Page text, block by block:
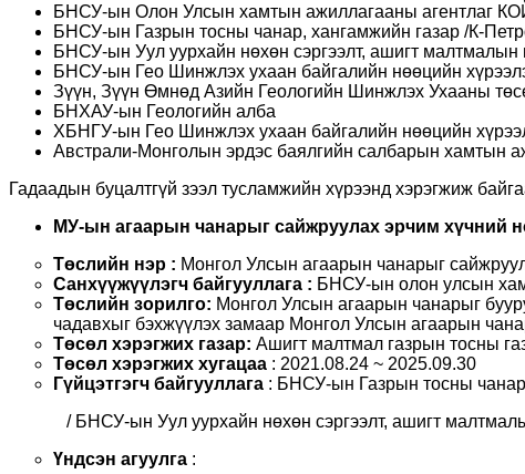
БНСУ-ын Олон Улсын хамтын ажиллагааны агентлаг
БНСУ-ын Газрын тосны чанар, хангамжийн газар /К-
БНСУ-ын Уул уурхайн нөхөн сэргээлт, ашигт
БНСУ-ын Гео Шинжлэх ухаан байгалийн нөөцийн
Зүүн, Зүүн Өмнөд Азийн Геологийн Шинжлэх Ухааны
БНХАУ-ын Геологийн алба
ХБНГУ-ын Гео Шинжлэх ухаан байгалийн нөөцийн
Австрали-Монголын эрдэс баялгийн салбарын хамтын
Гадаадын буцалтгүй зээл тусламжийн хүрээнд хэрэгжиж
МУ-ын агаарын чанарыг сайжруулах эрчим хүчний
Төслийн нэр : Монгол Улсын агаарын чанарыг
Санхүүжүүлэгч байгууллага : БНСУ-ын олон улсын
Төслийн зорилго: Монгол Улсын агаарын чанарыг
чадавхыг бэхжүүлэх замаар Монгол Улсын агаарын
Төсөл хэрэгжих газар: Ашигт малтмал газрын тосны
Төсөл хэрэгжих хугацаа : 2021.08.24 ~ 2025.09.30
Гүйцэтгэгч байгууллага : БНСУ-ын Газрын тосны
/ БНСУ-ын Уул уурхайн нөхөн сэргээлт, ашигт
Үндсэн агуулга :